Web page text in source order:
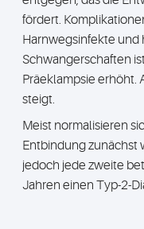
fördert.
Harnwegsinfekte und
Schwangerschaften
Präeklampsie erhöht.
steigt.
Meist normalisieren
Entbindung zunächst
jedoch jede zweite
Jahren einen Typ-2-